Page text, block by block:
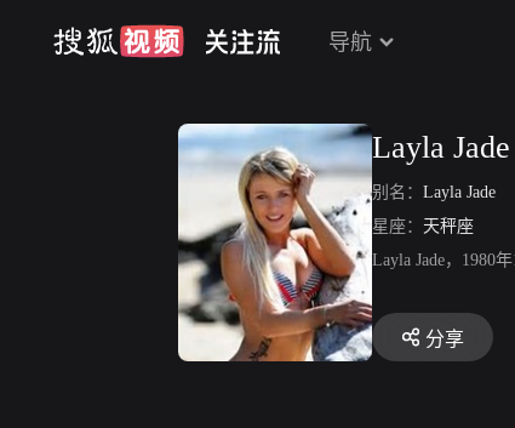
导航
Layla Jade
别名： Layla Jade
星座： 天秤座
Layla Jade，1980
分享